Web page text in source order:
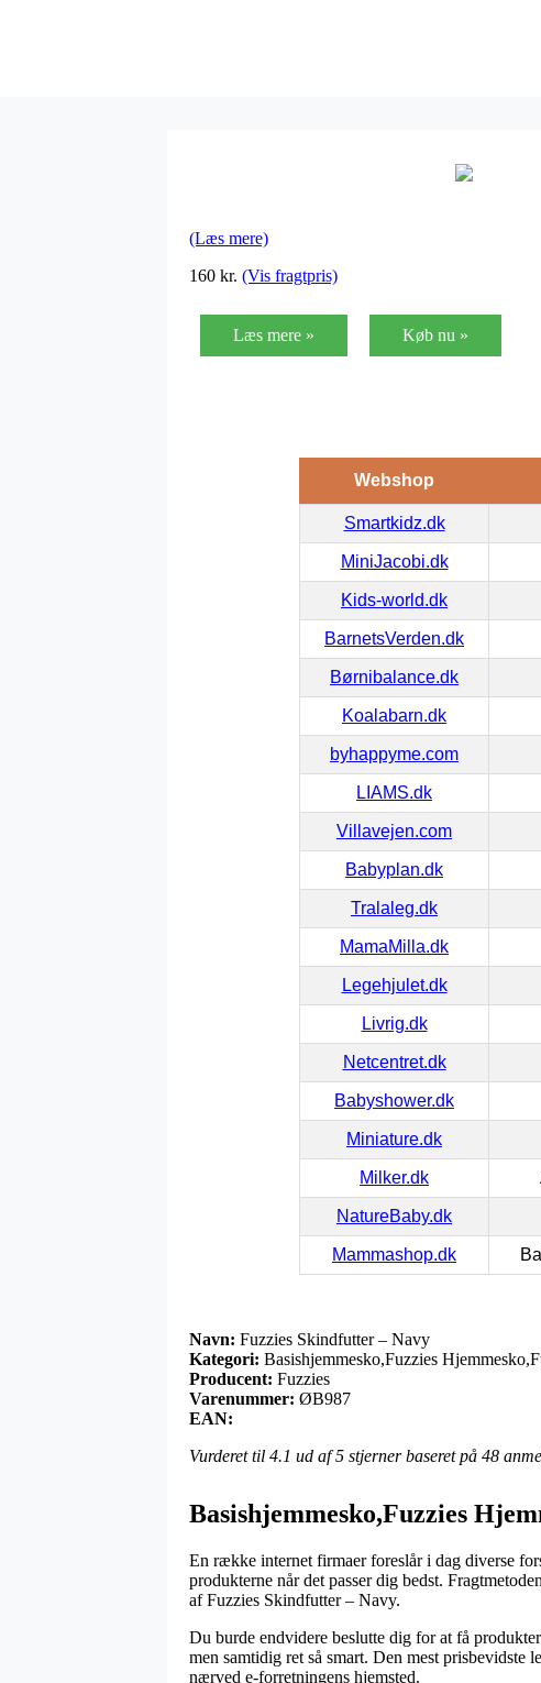
(Læs mere)
160 kr. (Vis fragtpris)
Læs mere » Køb nu »
Webshop
Smartkidz.dk
MiniJacobi.dk
Kids-world.dk
BarnetsVerden.dk
Børnibalance.dk
Koalabarn.dk
byhappyme.com
LIAMS.dk
Villavejen.com
Babyplan.dk
Tralaleg.dk
MamaMilla.dk
Legehjulet.dk
Livrig.dk
Netcentret.dk
Babyshower.dk
Miniature.dk
Milker.dk
NatureBaby.dk
Mammashop.dk
Navn: Fuzzies Skindfutter – Navy
Kategori: Basishjemmesko,Fuzzies
Producent: Fuzzies
Varenummer: ØB987
EAN:
Vurderet til 4.1 ud af 5 stjerner baseret på 48
Basishjemmesko,Fuzzies
En række internet firmaer foreslår i dag diverse
produkterne når det passer dig bedst.
af Fuzzies Skindfutter – Navy.
Du burde endvidere beslutte dig for at få
men samtidig ret så smart. Den mest
nærved e-forretningens hjemsted.